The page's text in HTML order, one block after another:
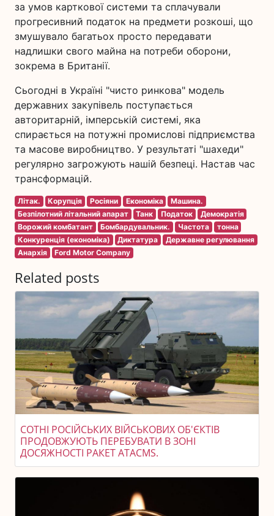
за умов карткової системи та сплачували
прогресивний податок на предмети розкоші, що
змушувало багатьох просто передавати
надлишки свого майна на потреби оборони,
зокрема в Британії.
Сьогодні в Україні "чисто ринкова" модель
державних закупівель поступається
авторитарній, імперській системі, яка
спирається на потужні промислові підприємства
та масове виробництво. У результаті "шахеди"
регулярно загрожують нашій безпеці. Настав час
трансформацій.
Літак. Корупція Росіяни Економіка
Машина.
Безпілотний літальний апарат
Танк Податок
Демократія
Ворожий комбатант
Бомбардувальник. Частота
тонна
Конкуренція (економіка)
Диктатура
Державне регулювання
Анархія
Ford Motor Company
Related posts
СОТНІ РОСІЙСЬКИХ ВІЙСЬКОВИХ ОБ'ЄКТІВ
ПРОДОВЖУЮТЬ ПЕРЕБУВАТИ В ЗОНІ
ДОСЯЖНОСТІ РАКЕТ ATACMS.